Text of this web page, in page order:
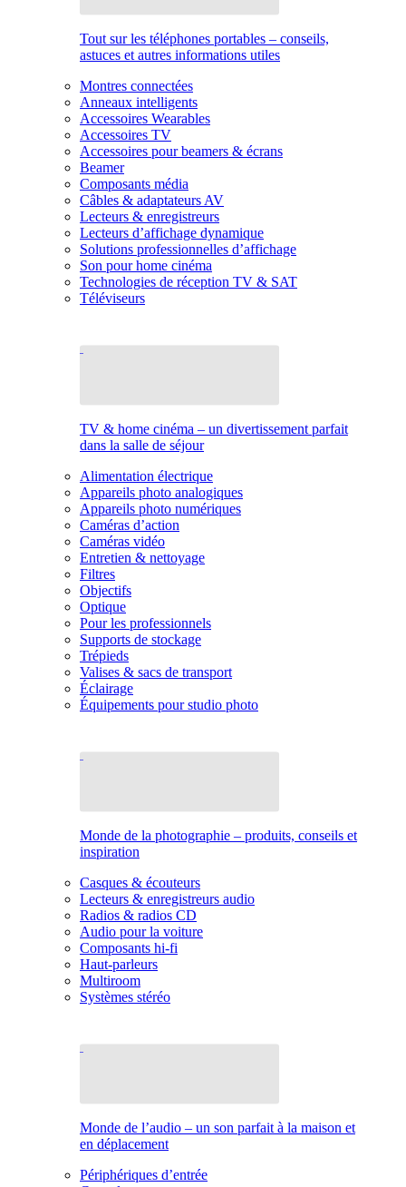
Tout sur les téléphones portables – conseils,
astuces et autres informations utiles
Montres connectées
Anneaux intelligents
Accessoires Wearables
Accessoires TV
Accessoires pour beamers & écrans
Beamer
Composants média
Câbles & adaptateurs AV
Lecteurs & enregistreurs
Lecteurs d’affichage dynamique
Solutions professionnelles d’affichage
Son pour home cinéma
Technologies de réception TV & SAT
Téléviseurs
TV & home cinéma – un divertissement parfait
dans la salle de séjour
Alimentation électrique
Appareils photo analogiques
Appareils photo numériques
Caméras d’action
Caméras vidéo
Entretien & nettoyage
Filtres
Objectifs
Optique
Pour les professionnels
Supports de stockage
Trépieds
Valises & sacs de transport
Éclairage
Équipements pour studio photo
Monde de la photographie – produits, conseils et
inspiration
Casques & écouteurs
Lecteurs & enregistreurs audio
Radios & radios CD
Audio pour la voiture
Composants hi-fi
Haut-parleurs
Multiroom
Systèmes stéréo
Monde de l’audio – un son parfait à la maison et
en déplacement
Périphériques d’entrée